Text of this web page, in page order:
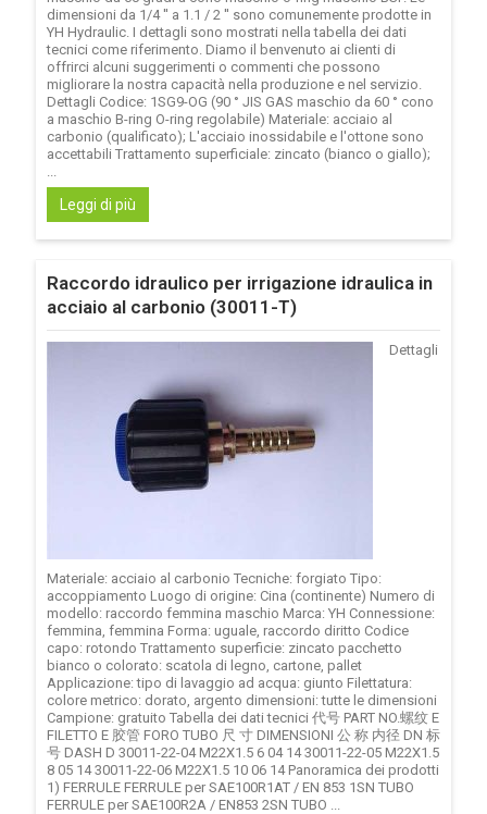
dimensioni da 1/4 '' a 1.1 / 2 '' sono comunemente prodotte in
YH Hydraulic. I dettagli sono mostrati nella tabella dei dati
tecnici come riferimento. Diamo il benvenuto ai clienti di
offrirci alcuni suggerimenti o commenti che possono
migliorare la nostra capacità nella produzione e nel servizio.
Dettagli Codice: 1SG9-OG (90 ° JIS GAS maschio da 60 ° cono
a maschio B-ring O-ring regolabile) Materiale: acciaio al
carbonio (qualificato); L'acciaio inossidabile e l'ottone sono
accettabili Trattamento superficiale: zincato (bianco o giallo);
...
Leggi di più
Raccordo idraulico per irrigazione idraulica in
acciaio al carbonio (30011-T)
Dettagli
Materiale: acciaio al carbonio Tecniche: forgiato Tipo:
accoppiamento Luogo di origine: Cina (continente) Numero di
modello: raccordo femmina maschio Marca: YH Connessione:
femmina, femmina Forma: uguale, raccordo diritto Codice
capo: rotondo Trattamento superficie: zincato pacchetto
bianco o colorato: scatola di legno, cartone, pallet
Applicazione: tipo di lavaggio ad acqua: giunto Filettatura:
colore metrico: dorato, argento dimensioni: tutte le dimensioni
Campione: gratuito Tabella dei dati tecnici 代号 PART NO.螺纹 E
FILETTO E 胶管 FORO TUBO 尺 寸 DIMENSIONI 公 称 内径 DN 标
号 DASH D 30011-22-04 M22X1.5 6 04 14 30011-22-05 M22X1.5
8 05 14 30011-22-06 M22X1.5 10 06 14 Panoramica dei prodotti
1) FERRULE FERRULE per SAE100R1AT / EN 853 1SN TUBO
FERRULE per SAE100R2A / EN853 2SN TUBO ...